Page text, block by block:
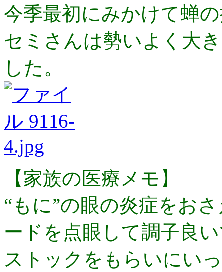
今季最初にみかけて蝉
セミさんは勢いよく大
した。
【家族の医療メモ】
“もに”の眼の炎症をお
ードを点眼して調子良
ストックをもらいにい